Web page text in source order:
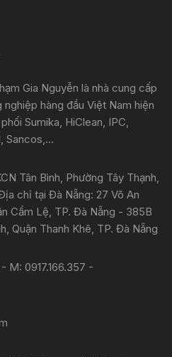
Gia Nguyễn là nhà cung cấp
hàng đầu Việt Nam hiện
Sumika, HiClean, IPC,
Sancos,...
Tân Bình, Phường Tây Thạnh,
chỉ tại Đà Nẵng: 27 Võ An
Cẩm Lệ, TP. Đà Nẵng - 385B
Quận Thanh Khê, TP. Đà Nẵng
M: 0917.166.357 -